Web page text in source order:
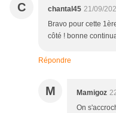
C chantal45 21/09/
Bravo pour cette
côté ! bonne
Répondre
M Mamigoz
On